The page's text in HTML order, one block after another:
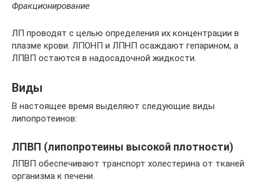
Фракционирование
ЛП проводят с целью определения их концентрации в
плазме крови. ЛПОНП и ЛПНП осаждают гепарином, а
ЛПВП остаются в надосадочной жидкости.
Виды
В настоящее время выделяют следующие виды
липопротеинов:
ЛПВП (липопротеины высокой плотности)
ЛПВП обеспечивают транспорт холестерина от тканей
организма к печени.